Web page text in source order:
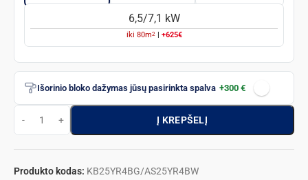
6,5/7,1 kW
iki 80m2 +625€
Išorinio bloko dažymas jūsų pasirinkta spalva +300 €
Į KREPŠELĮ
Produkto kodas: KB25YR4BG/AS25YR4BW